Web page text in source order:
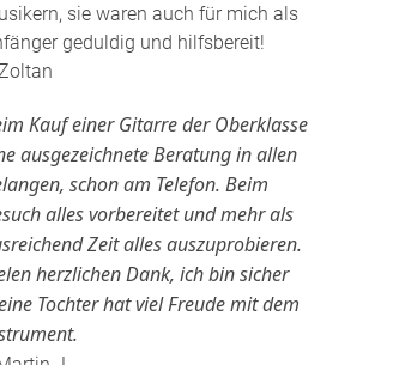
sie waren auch für mich als
geduldig und hilfsbereit!
Kauf einer Gitarre der Oberklasse
ausgezeichnete Beratung in allen
schon am Telefon. Beim
alles vorbereitet und mehr als
Zeit alles auszuprobieren.
herzlichen Dank, ich bin sicher
Tochter hat viel Freude mit dem